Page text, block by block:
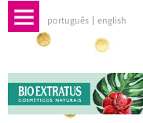
português english